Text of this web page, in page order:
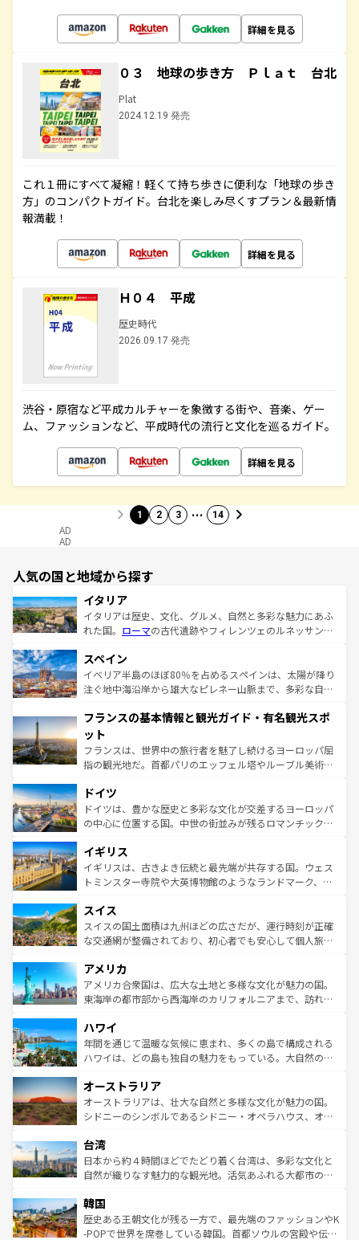
詳細を見る
０３ 地球の歩き方 Ｐｌａｔ 台北
Plat
2024.12.19 発売
これ１冊にすべて凝縮！軽くて持ち歩きに便利な「地球の歩き
方」のコンパクトガイド。台北を楽しみ尽くすプラン＆最新情
報満載！
詳細を見る
Ｈ０４ 平成
歴史時代
2026.09.17 発売
渋谷・原宿など平成カルチャーを象徴する街や、音楽、ゲー
ム、ファッションなど、平成時代の流行と文化を巡るガイド。
詳細を見る
1 2 3 … 14
AD
AD
人気の国と地域から探す
イタリア
イタリアは歴史、文化、グルメ、自然と多彩な魅力にあふ
れた国。 ローマの古代遺跡やフィレンツェのルネッサンス
ろん、トスカーナの美しい田園風景やアマルフィ海岸の絶
景など、自然景観も見逃せない。観光の合間には、本場の
ピザやパスタなど、絶品のイタリア料理を堪能することも
ませてくれるイタリアで、忘れられない旅をしてみよう！
なお、新着のイタリア情報は
しい。
スペイン
イベリア半島のほぼ80％を占めるスペインは、太陽が降り
注ぐ地中海沿岸から雄大なピレネー山脈まで、多彩な自然
文化が根付くこの国では、情熱的なフラメンコ、熱気あふ
れる闘牛、そして美味しいタパスが生活の一部となってい
る。首都マドリードの洗練された雰囲気や、バルセロナの
アートに溢れた街角から、地方では古代ローマ遺跡や中世
せる。地方によって風土や気候が異なるスペインはその個
性で訪れる人を魅了する。 なお、新着のスペイン情報は コ
ンテンツ一覧を参照してほしい。
フランスの基本情報と観光ガイド・有名観光スポ
ット
フランスは、世界中の旅行者を魅了し続けるヨーロッパ屈
指の観光地だ。首都パリのエッフェル塔やルーブル美術館
で、幅広い魅力が詰まっている。華麗な宮殿、歴史的な大
聖堂、美しいビーチ、そして豊かな自然が、訪れる者を心
から魅了する。また、フランスは美食の国としても知ら
いる。シャンパンの発祥地であるランス、プロヴァンスの
香り高いラベンダー畑など、多彩な楽しみ方が可能だ。さ
らに、パリ以外の地域にも魅力が溢れており、どの街角に
れる地方に足を運ぶとそれぞれで全く異なる文化を体験で
きるだろう。 なお、新着のフランス情報はコンテンツ一覧
を参照してほしい。
ドイツ
ドイツは、豊かな歴史と多彩な文化が交差するヨーロッパ
の中心に位置する国。中世の街並みが残るロマンチック街
顔を持つこの国は、どこを歩いても飽きることがない。ベ
ルリンの文化的活気、バイエルン州のアルプスの絶景、そ
してライン川沿いのワイン畑といった風景は必見。ビール
は、お酒好きな人にはぜひ体験してほしい。 なお、新着の
ドイツ情報はコンテンツ一覧を参照してほしい。
イギリス
イギリスは、古きよき伝統と最先端が共存する国。ウェス
トミンスター寺院や大英博物館のようなランドマーク、歴
リアごとに異なる魅力がある。また、優雅なアフタヌーン
ティー、ビール好きにはたまらない英国パブ、サッカー観
戦など、本場だからこそできる体験も豊富。イギリスを旅
ンツ一覧を参照してほしい。
スイス
スイスの国土面積は九州ほどの広さだが、運行時刻が正確
な交通網が整備されており、初心者でも安心して個人旅行
の建物がそのまま残る町や、スイスならではのユニークな
博物館もあり、アルプス観光だけでなく町歩きも満喫する
ことができる。国民の所得が高いため物価も高いが、旅行
ば市内交通費無料で観光を楽しむこともできる。 なお、新
着のスイス情報はコンテンツ一覧 を参照してほしい。
アメリカ
アメリカ合衆国は、広大な土地と多様な文化が魅力の国。
東海岸の都市部から西海岸のカリフォルニアまで、訪れる
のような巨大都市は、観光、ショッピング、エンターテイ
ンメントが詰まった刺激的なスポットだ。一方、アメリカ
西部には大自然が広がり、グランドキャニオンやイエロー
部のニューオーリンズでは、音楽と美食が融合した独特の
文化が魅力。旅行者はアメリカの各地域で異なる魅力を楽
しみながら、その多様性と豊かな歴史を感じることができ
ならではの贅沢な旅のスタイルだ。 なお、新着のアメリカ
情報はコンテンツ一覧を参照してほしい。
ハワイ
年間を通じて温暖な気候に恵まれ、多くの島で構成される
ハワイは、どの島も独自の魅力をもっている。大自然の神
ワイ島は見逃せない。また、定番の観光地といえばオアフ
島だが、静かな自然を求めるならマウイ島やカウアイ島が
おすすめ。エメラルドグリーンに輝く海をはじめ、豊かな
れるおもてなしの心で訪れる人々を迎えてくれるハワイの
人々、おいしいローカルフードやハワイアンミュージッ
ク、伝統的なフラダンスなど、すべてがハワイの魅力を彩
ワイを、存分に味わってほしい。 なお、新着のハワイ情報
はコンテンツ一覧を参照してほしい。
オーストラリア
オーストラリアは、壮大な自然と多様な文化が魅力の国。
シドニーのシンボルであるシドニー・オペラハウス、オー
リアリーフや大陸中央部にそびえるウルル（エアーズロッ
ク）、タスマニアの美しい原生林やケアンズの熱帯雨林な
ど、見どころがたくさん。また、カフェやワイン、オージ
いる。アクティビティも充実しており、サーフィンやダイ
ビング、ハイキングなど、アウトドア好きにはたまらな
い。オーストラリアの多彩な魅力を存分に味わいつくそ
台湾
日本から約４時間ほどでたどり着く台湾は、多彩な文化と
自然が織りなす魅力的な観光地。活気あふれる大都市の台
ン）、静ひつな山岳地帯である台湾東部など、都市の喧騒
と山間の静けさが共存しており、訪れる人に新しい発見と
驚きをもたらしてくれる。また、奥深い台湾の食文化も魅
韓国
歴史ある王朝文化が残る一方で、最先端のファッションやK
-POPで世界を席巻している韓国。首都ソウルの宮殿や伝統